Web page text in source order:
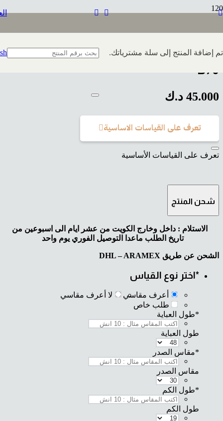
تم إضافة المنتج إلى سلة مشترياتك.
B70
45.000 د.ك
تعرف على القياسات الاساسية
تعرف على القياسات الأساسية
شحن المنتج
الاستلام : داخل وخارج الكويت من عشر ايام الى اسبوعين من
تاريخ الطلب ماعدا التوصيل الفوري يوم واحد
الشحن عن طريق DHL – ARAMEX
*اختر نوع القياس
أعرف مقاسي
لا أعرف مقاسي
طلب خاص
*طول العباية
طول العباية
*مقاس الصدر
مقاس الصدر
*طول الكم
طول الكم